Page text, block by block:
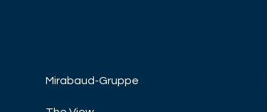
Mirabaud-Gruppe